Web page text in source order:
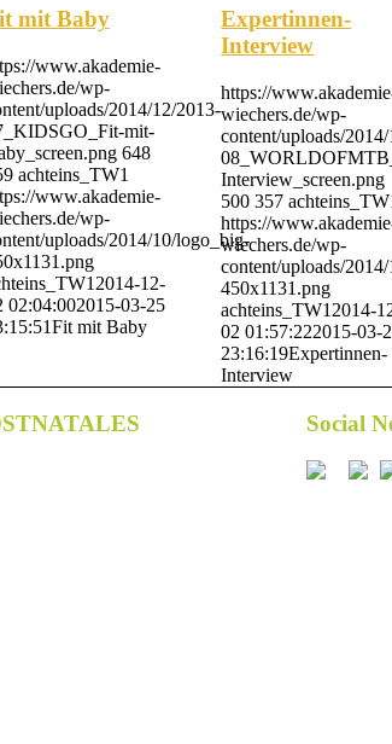
mit Baby
www.akademie-
wp-
uploads/2014/12/2013-
mit-
648
achteins_TW1
www.akademie-
wp-
uploads/2014/10/logo_big-
2014-12-
02:04:002015-03-25
Fit mit Baby
Expertinnen-
Interview
https://
wiechers.de/wp-
content/uploads/
Interview_screen.png
500 357
https://
wiechers.de/wp-
content/uploads/
450x1131.png
achteins_TW1 2014-
02 01:57:222015-03-
23:16:19Expertinnen-
Interview
Social